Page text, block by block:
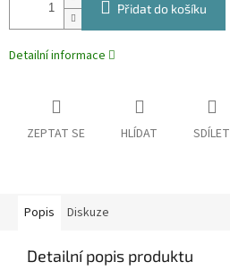
Přidat do košíku
Detailní informace
ZEPTAT SE HLÍDAT SDÍLET
Popis Diskuze
Detailní popis produktu